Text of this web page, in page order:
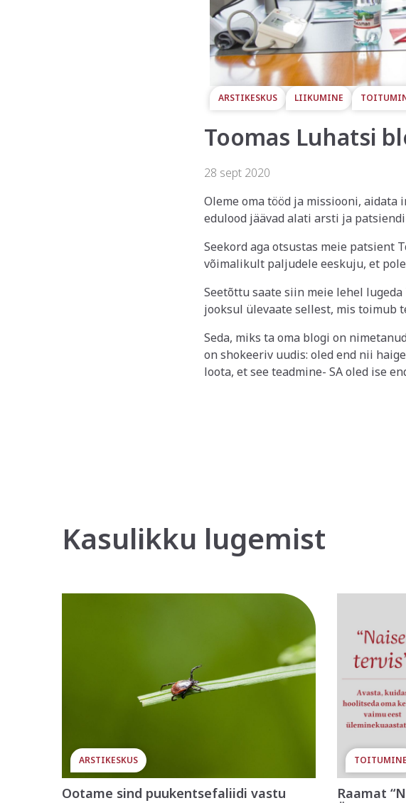
ARSTIKESKUS LIIKUMINE
Toomas Luhatsi
28 sept 2020
Oleme oma tööd ja missiooni, aidata
edulood jäävad alati arsti ja
Seekord aga otsustas meie patsient
võimalikult paljudele eeskuju, et
Seetõttu saate siin meie lehel
jooksul ülevaate sellest, mis toimub
Seda, miks ta oma blogi on
on shokeeriv uudis: oled end nii
loota, et see teadmine- SA oled ise
Kasulikku lugemist
ARSTIKESKUS
Ootame sind puukentsefaliidi vastu
TOITUMINE
Raamat